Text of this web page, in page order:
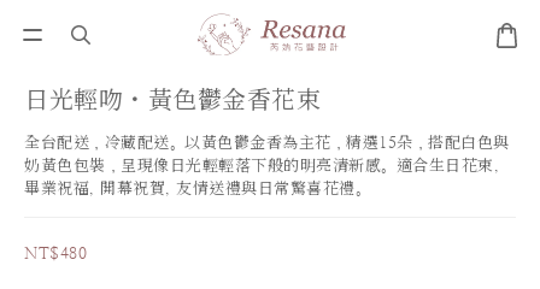
日光輕吻・黃色鬱金香花束
全台配送，冷藏配送。以黃色鬱金香為主花，精選15朵，搭配白色與
奶黃色包裝，呈現像日光輕輕落下般的明亮清新感。適合生日花束,
畢業祝福, 開幕祝賀, 友情送禮與日常驚喜花禮。
NT$480